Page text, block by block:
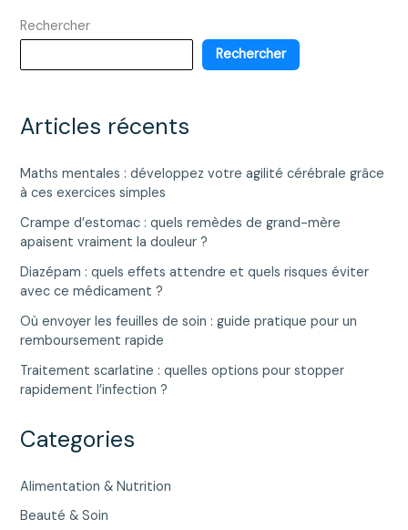
Rechercher
Rechercher
Articles récents
Maths mentales : développez votre agilité cérébrale grâce
à ces exercices simples
Crampe d’estomac : quels remèdes de grand-mère
apaisent vraiment la douleur ?
Diazépam : quels effets attendre et quels risques éviter
avec ce médicament ?
Où envoyer les feuilles de soin : guide pratique pour un
remboursement rapide
Traitement scarlatine : quelles options pour stopper
rapidement l’infection ?
Categories
Alimentation & Nutrition
Beauté & Soin